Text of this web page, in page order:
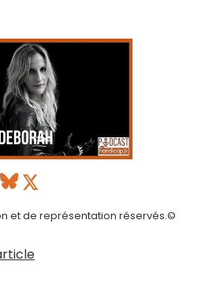
et de représentation réservés.©